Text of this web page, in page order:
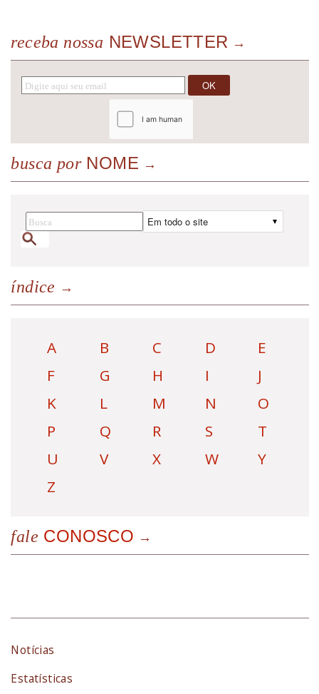
receba nossa NEWSLETTER
busca porNOME
índice
A B C D
E
F
G H I
J
K
L M N
O
P
Q R S
T
U
V X W
Y
Z
fale CONOSCO
Notícias
Estatísticas